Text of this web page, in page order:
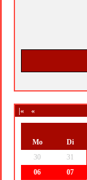
|« «
Mo
Di
30
31
06
07